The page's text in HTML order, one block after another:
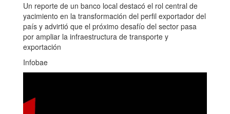
Un reporte de un banco local destacó el rol central de
yacimiento en la transformación del perfil exportador del
país y advirtió que el próximo desafío del sector pasa
por ampliar la infraestructura de transporte y
exportación
Infobae